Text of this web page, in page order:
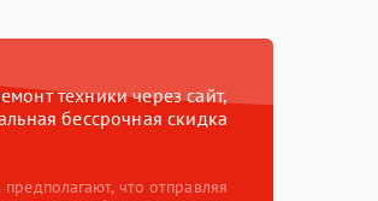
техники через сайт,
бессрочная скидка
что отправляя